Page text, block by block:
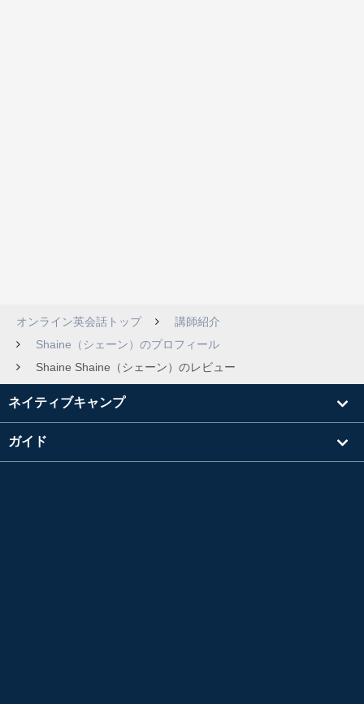
オンライン英会話トップ
講師紹介
Shaine（シェーン）のプロフィール
Shaine Shaine（シェーン）のレビュー
ネイティブキャンプ
ガイド